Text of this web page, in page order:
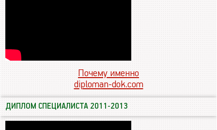
Почему именно
diploman-dok.com
ДИПЛОМ СПЕЦИАЛИСТА 2011-2013